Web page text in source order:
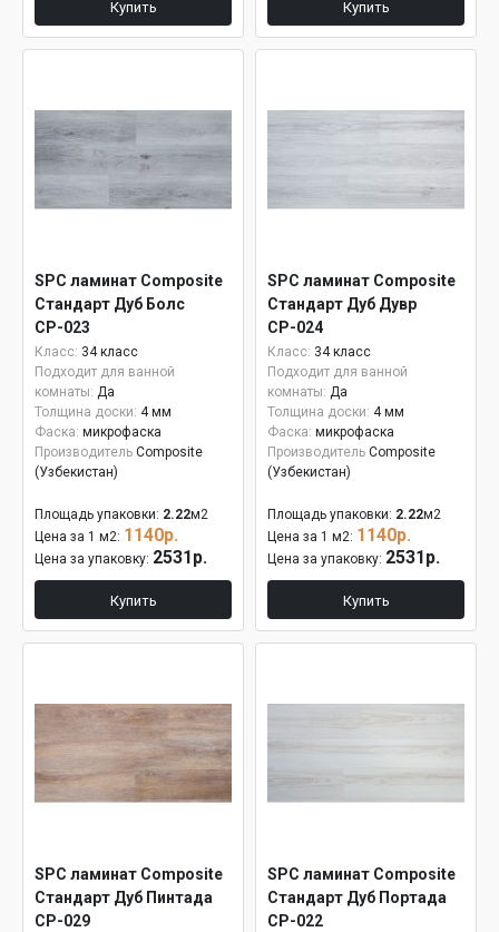
Купить Купить
SPC ламинат Composite
Стандарт Дуб Болс
СР-023
Класс: 34 класс
Подходит для ванной
комнаты: Да
Толщина доски: 4 мм
Фаска: микрофаска
Производитель Composite
(Узбекистан)
Площадь упаковки: 2.22м2
Цена за 1 м2: 1140р.
Цена за упаковку: 2531р.
Купить
SPC ламинат Composite
Стандарт Дуб Дувр
СР-024
Класс: 34 класс
Подходит для ванной
комнаты: Да
Толщина доски: 4 мм
Фаска: микрофаска
Производитель Composite
(Узбекистан)
Площадь упаковки: 2.22м2
Цена за 1 м2: 1140р.
Цена за упаковку: 2531р.
Купить
SPC ламинат Composite
Стандарт Дуб Пинтада
СР-029
SPC ламинат Composite
Стандарт Дуб Портада
СР-022